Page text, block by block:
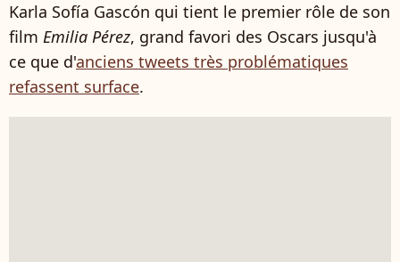
Karla Sofía Gascón qui tient le premier rôle de son
film Emilia Pérez, grand favori des Oscars jusqu'à
ce que d'anciens tweets très problématiques
refassent surface.